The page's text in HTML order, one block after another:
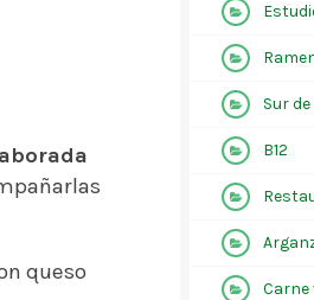
queso
Sur
B12
Carne